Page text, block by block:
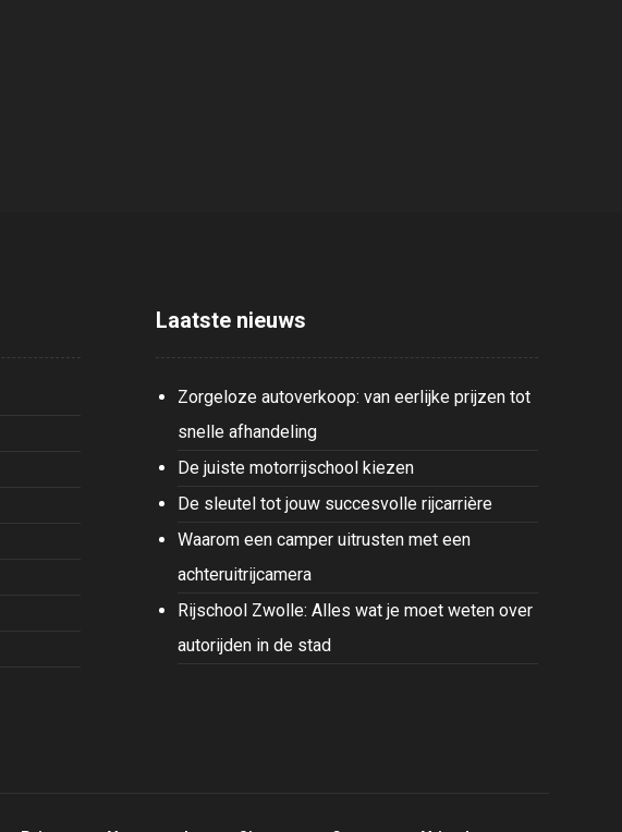
Laatste nieuws
Zorgeloze autoverkoop: van eerlijke prijzen tot
snelle afhandeling
De juiste motorrijschool kiezen
De sleutel tot jouw succesvolle rijcarrière
Waarom een camper uitrusten met een
achteruitrijcamera
Rijschool Zwolle: Alles wat je moet weten over
autorijden in de stad